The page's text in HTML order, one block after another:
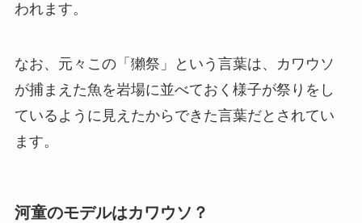
われます。
なお、元々この「獺祭」という言葉は、カワウソ
が捕まえた魚を岩場に並べておく様子が祭りをし
ているように見えたからできた言葉だとされてい
ます。
河童のモデルはカワウソ？